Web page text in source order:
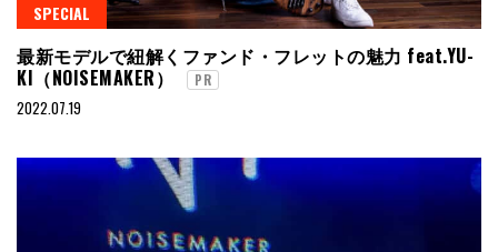
SPECIAL
最新モデルで紐解くファンド・フレットの魅力 feat.YU-
KI（NOISEMAKER）
PR
2022.07.19